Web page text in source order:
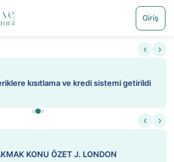
Giriş
‹ ›
kısıtlama ve kredi sistemi getirildi
‹ ›
KONU ÖZET J. LONDON